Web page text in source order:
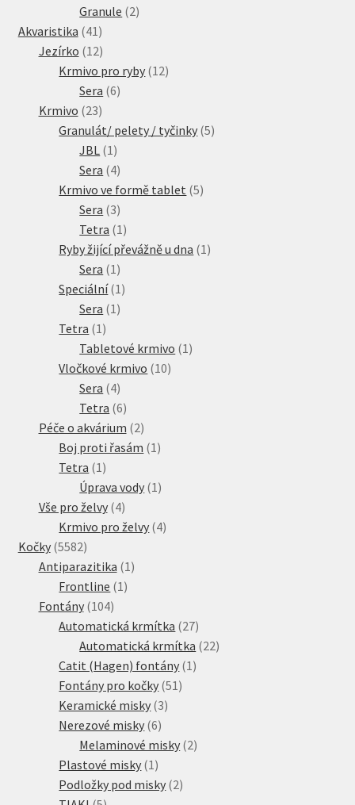
Granule 22
Akvaristika 41 41
produktů
Jezírko 1212
produktů
Krmivo pro ryby 1212
Sera 66
Krmivo 2323
produktů
Granulát/ pelety / tyčinky 55
JBL 1 1
produkt
Sera 44
produkty
Krmivo ve formě tablet 55
Sera 33
produkty
Tetra 1 1
produkt
Ryby žijící převážně u dna 1 1
Sera 1 1
produkt
Speciální 1 1
Sera 1 1
Tetra 1 1
produkt
Tabletové krmivo 1 1
Vločkové krmivo 1010
Sera 44
produkty
Tetra 66
produktů
Péče o akvárium 22
produkty
Boj proti řasám 1 1
Tetra 1 1
produkt
Úprava vody 1 1
Vše pro želvy 44
produkty
Krmivo pro želvy 44
Kočky 55825582
produktů
Antiparazitika 1 1
Frontline 1 1
Fontány 104104
produktů
Automatická krmítka 2727
produktů
Automatická krmítka 2222
Catit (Hagen) fontány 1 1
Fontány pro kočky 51 51
Keramické misky 33
Nerezové misky 66
produktů
Melaminové misky 22
Plastové misky 1 1
produkt
Podložky pod misky 22